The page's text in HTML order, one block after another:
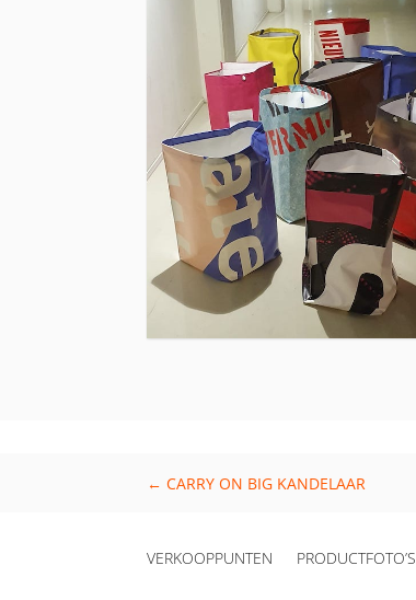
←CARRY ON BIG KANDELAAR
VERKOOPPUNTEN PRODUCTFOTO’S